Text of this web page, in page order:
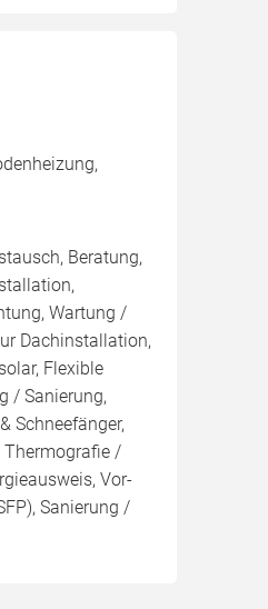
Beratung,
Wartung /
Dachinstallation,
Flexible
/ Sanierung,
Schneefänger,
Thermografie /
Vor-
Sanierung /